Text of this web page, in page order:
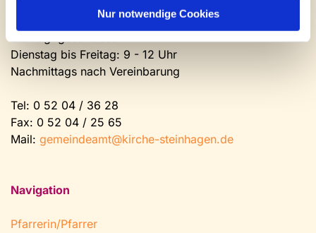
Nur notwendige Cookies
Dienstag bis Freitag: 9 - 12 Uhr
Nachmittags nach Vereinbarung
Tel: 0 52 04 / 36 28
Fax: 0 52 04 / 25 65
Mail: gemeindeamt@kirche-steinhagen.de
Navigation
Pfarrerin/Pfarrer